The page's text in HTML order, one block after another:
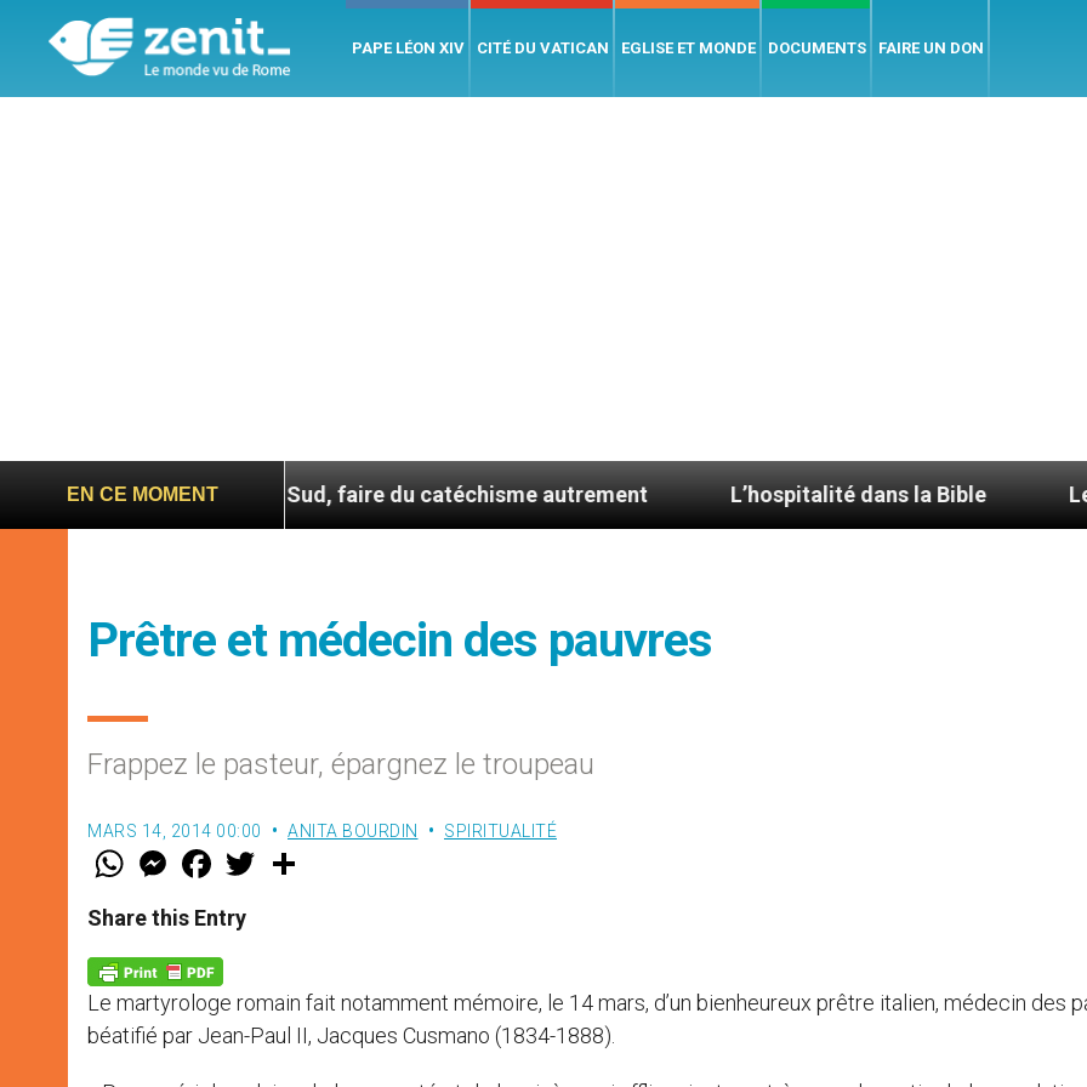
PAPE LÉON XIV CITÉ DU VATICAN EGLISE ET MONDE DOCUMENTS FAIRE UN DON
EN CE MOMENT
En Corée du Sud, faire du catéchisme autrement L’hospitalité dans la Bible Le cardinal
Prêtre et médecin des pauvres
Frappez le pasteur, épargnez le troupeau
MARS 14, 2014 00:00 ANITA BOURDIN SPIRITUALITÉ
W
t
s
p
p
M
e
s
e
g
e
r
F
a
e
b
k
w
Share this Entry
Le martyrologe romain fait notamment mémoire, le 14 mars, d’un bienheureux prêtre italien, médecin des
béatifié par Jean-Paul II, Jacques Cusmano (1834-1888).